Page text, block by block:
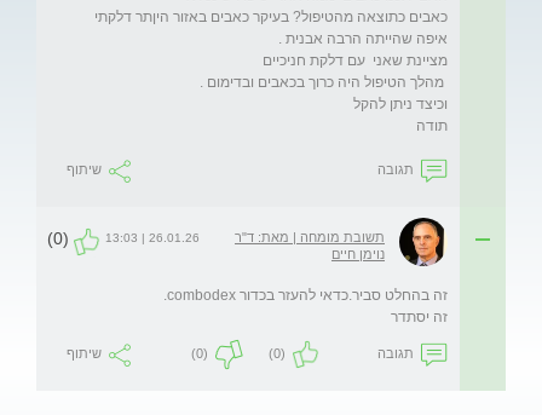
כאבים כתוצאה מהטיפול? בעיקר כאבים באזור היןתר דלקתי
תודה
תגובה שיתוף
תשובת מומחה | מאת: ד"ר
נוימן חיים
26.01.26 | 13:03
(0)
זה יסתדר
תגובה (0)
(0) שיתוף